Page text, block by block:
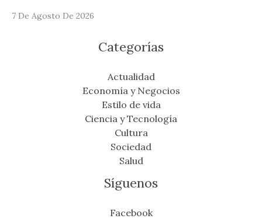
7 De Agosto De 2026
Categorías
Actualidad
Economía y Negocios
Estilo de vida
Ciencia y Tecnología
Cultura
Sociedad
Salud
Síguenos
Facebook